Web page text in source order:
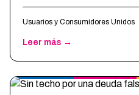
Usuarios y Consumidores Unidos
Leer más →